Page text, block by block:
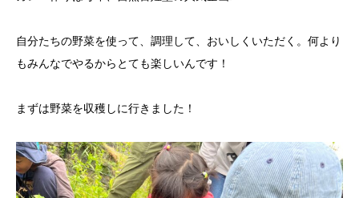
自分たちの野菜を使って、調理して、おいしくいただく。何より
もみんなでやるからとても楽しいんです！
まずは野菜を収穫しに行きました！